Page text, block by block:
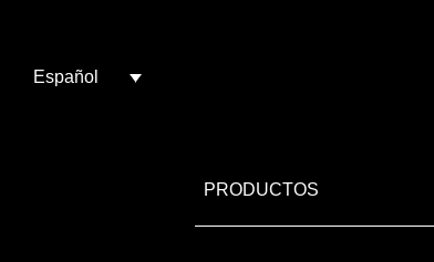
PRODUCTOS
Español